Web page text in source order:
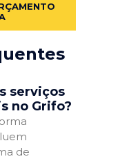
serviços
no Grifo?
de